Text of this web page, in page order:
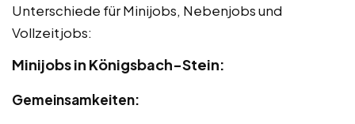
Unterschiede für Minijobs, Nebenjobs und
Vollzeitjobs:
Minijobs in Königsbach-Stein:
Gemeinsamkeiten: